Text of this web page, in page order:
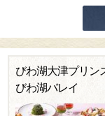
びわ湖大津プリン
びわ湖バレイ